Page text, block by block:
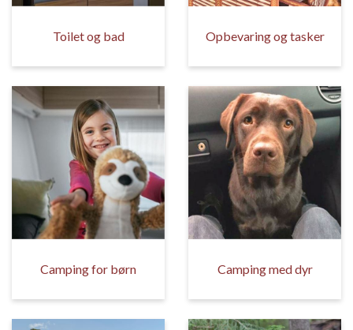
Toilet og bad Opbevaring og tasker
Camping for børn Camping med dyr